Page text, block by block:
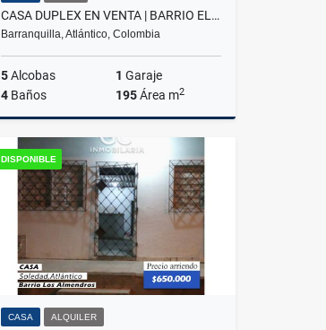
CASA DUPLEX EN VENTA | BARRIO EL LIMÓN
Barranquilla, Atlántico, Colombia
5Alcobas 1 Garaje
4 Baños 195Área m2
$400.000.000
DISPONIBLE
CASA ALQUILER